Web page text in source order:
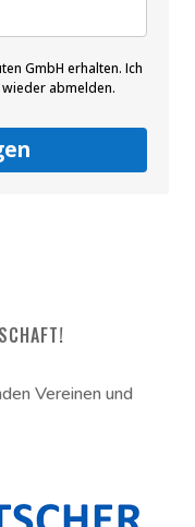
GmbH erhalten. Ich
abmelden.
Vereinen und